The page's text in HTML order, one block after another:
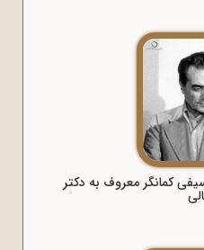
کمانگر معروف به دکتر